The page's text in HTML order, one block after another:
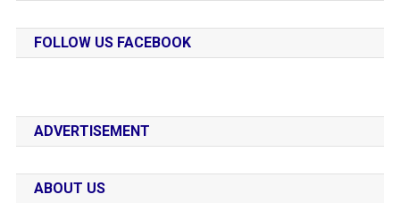
FOLLOW US FACEBOOK
ADVERTISEMENT
ABOUT US